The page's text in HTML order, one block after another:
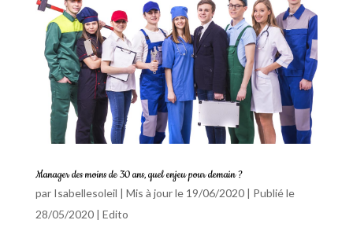
Manager des moins de 30 ans, quel enjeu pour demain ?
par Isabellesoleil | Mis à jour le 19/06/2020 | Publié le
28/05/2020| Edito